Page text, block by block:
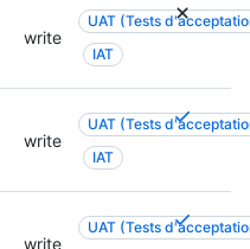
write
UAT (Tests
IAT
write
UAT (Tests
IAT
P
l
s
i
e
write
UAT (Tests
P
l